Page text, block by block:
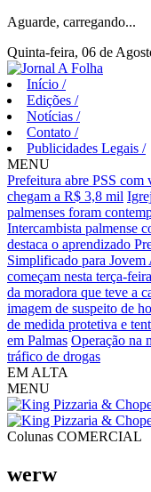
Aguarde, carregando...
Quinta-feira, 06 de
Início /
Edições /
Notícias /
Contato /
Publicidades Legais /
MENU
Prefeitura abre PSS com
chegam a R$ 3,8 mil
palmenses foram
Intercambista palmense
destaca o aprendizado
Simplificado para Jovem
começam nesta terça-
da moradora que teve a
imagem de suspeito de
de medida protetiva e
em Palmas Operação na
tráfico de drogas
EM ALTA
MENU
Colunas COMERCIAL
werw